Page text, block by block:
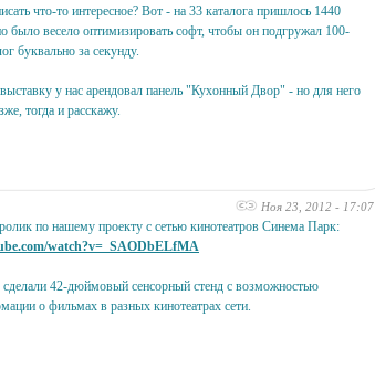
что-то интересное? Вот - на 33 каталога пришлось 1440
было весело оптимизировать софт, чтобы он подгружал 100-
буквально за секунду.
у нас арендовал панель "Кухонный Двор" - но для него
тогда и расскажу.
Ноя 23, 2012 - 17:07
по нашему проекту с сетью кинотеатров Синема Парк:
watch?v=_SAODbELfMA
сделали 42-дюймовый сенсорный стенд с возможностью
о фильмах в разных кинотеатрах сети.